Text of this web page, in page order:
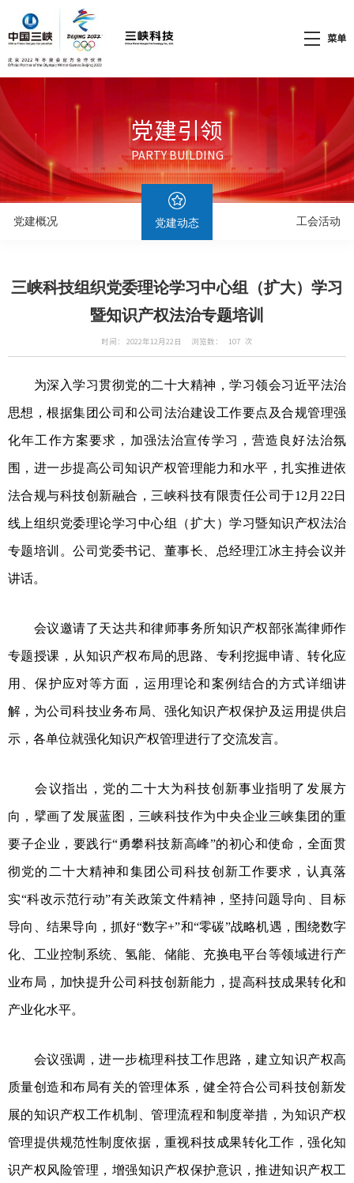
菜单
党建引领
PARTY BUILDING
党建概况 党建动态 工会活动
三峡科技组织党委理论学习中心组（扩大）学习
暨知识产权法治专题培训
时间： 2022年12月22日 浏览数： 107 次
为深入学习贯彻党的二十大精神，学习领会习近平法治
思想，根据集团公司和公司法治建设工作要点及合规管理强
化年工作方案要求，加强法治宣传学习，营造良好法治氛
围，进一步提高公司知识产权管理能力和水平，扎实推进依
法合规与科技创新融合，三峡科技有限责任公司于12月22日
线上组织党委理论学习中心组（扩大）学习暨知识产权法治
专题培训。公司党委书记、董事长、总经理江冰主持会议并
讲话。
会议邀请了天达共和律师事务所知识产权部张嵩律师作
专题授课，从知识产权布局的思路、专利挖掘申请、转化应
用、保护应对等方面，运用理论和案例结合的方式详细讲
解，为公司科技业务布局、强化知识产权保护及运用提供启
示，各单位就强化知识产权管理进行了交流发言。
会议指出，党的二十大为科技创新事业指明了发展方
向，擘画了发展蓝图，三峡科技作为中央企业三峡集团的重
要子企业，要践行“勇攀科技新高峰”的初心和使命，全面贯
彻党的二十大精神和集团公司科技创新工作要求，认真落
实“科改示范行动”有关政策文件精神，坚持问题导向、目标
导向、结果导向，抓好“数字+”和“零碳”战略机遇，围绕数字
化、工业控制系统、氢能、储能、充换电平台等领域进行产
业布局，加快提升公司科技创新能力，提高科技成果转化和
产业化水平。
会议强调，进一步梳理科技工作思路，建立知识产权高
质量创造和布局有关的管理体系，健全符合公司科技创新发
展的知识产权工作机制、管理流程和制度举措，为知识产权
管理提供规范性制度依据，重视科技成果转化工作，强化知
识产权风险管理，增强知识产权保护意识，推进知识产权工